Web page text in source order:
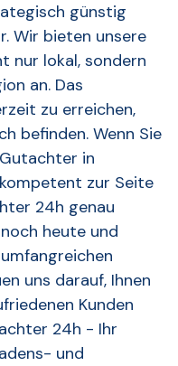
günstig
Wir bieten unsere
nur lokal, sondern
an. Das
zu erreichen,
befinden. Wenn Sie
in
zur Seite
24h genau
heute und
uns darauf, Ihnen
Kunden
24h - Ihr
und